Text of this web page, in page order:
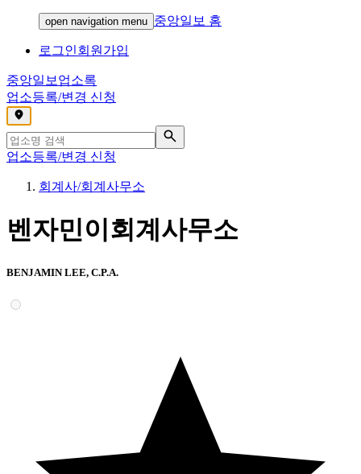
open navigation menu 중앙일보 홈
로그인회원가입
중앙일보 업소록
업소등록/변경 신청
,
업소등록/변경 신청
회계사/회계사무소
벤자민이회계사무소
BENJAMIN LEE, C.P.A.